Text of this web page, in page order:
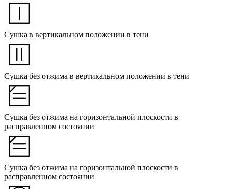
Сушка в вертикальном положении в тени
Сушка без отжима в вертикальном положении в тени
Сушка без отжима на горизонтальной плоскости в
расправленном состоянии
Сушка без отжима на горизонтальной плоскости в
расправленном состоянии